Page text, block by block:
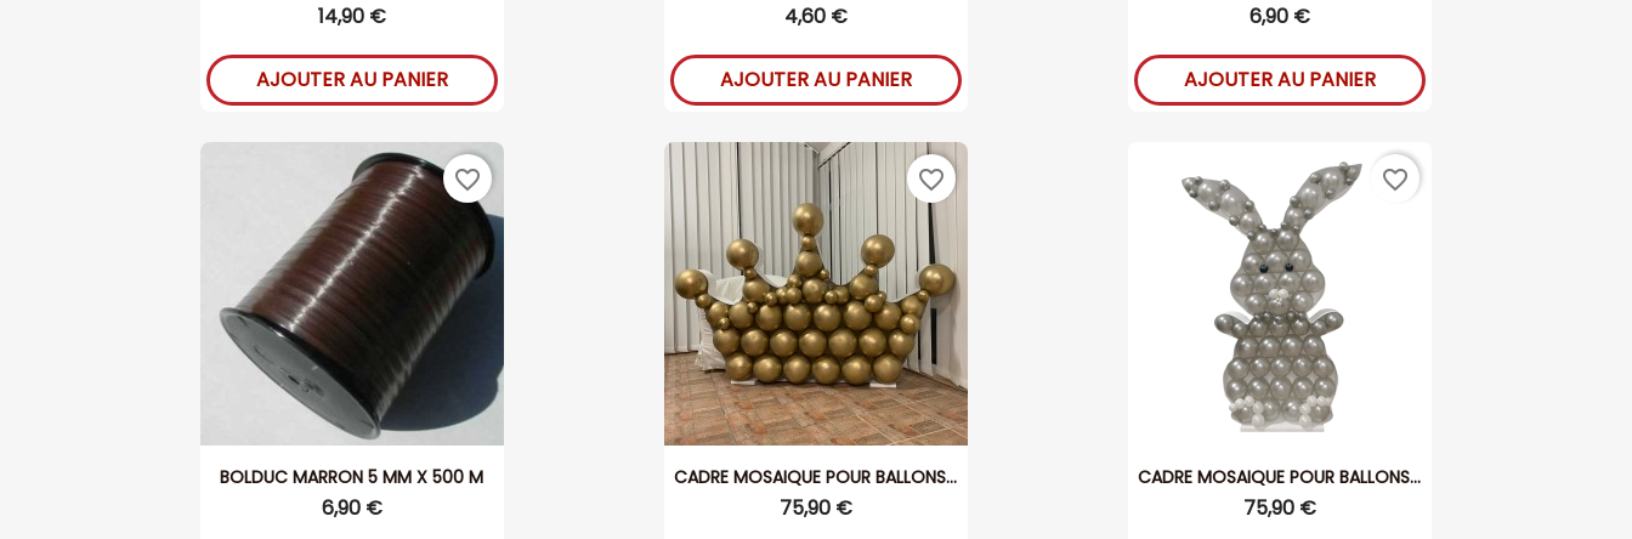
14,90 €
AJOUTER AU PANIER
4,60 €
AJOUTER AU PANIER
6,90 €
AJOUTER AU PANIER
BOLDUC MARRON 5 MM X 500 M
6,90 €
favorite_border
CADRE MOSAIQUE POUR BALLONS...
75,90 €
favorite_border
CADRE MOSAIQUE POUR BALLONS...
75,90 €
favorite_border